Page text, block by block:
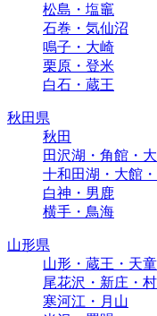
松島・塩竈
石巻・気仙沼
鳴子・大崎
栗原・登米
白石・蔵王
秋田県
秋田
田沢湖・角館・
十和田湖・大館
白神・男鹿
横手・鳥海
山形県
山形・蔵王・天
尾花沢・新庄・
寒河江・月山